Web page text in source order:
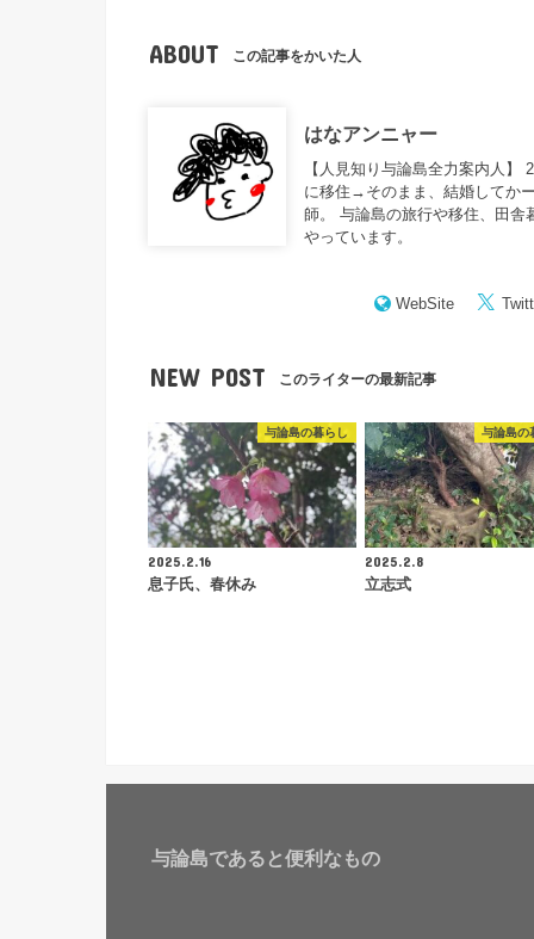
ABOUT この記事をかいた人
はなアンニャー
【人見知り与論島全力案内人
に移住→そのまま、結婚してか
師。 与論島の旅行や移住、田舎
やっています。
WebSite
NEW POST このライターの最新記事
与論島の暮らし
2025.2.16
息子氏、春休み
与論島の
2025.2.8
立志式
与論島であると便利なもの